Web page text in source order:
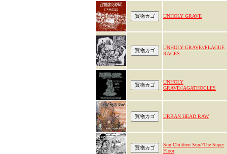
UNHOLY GRAVE
UNHOLY GRAVE//PLAGUE
RAGES
UNHOLY
GRAVE//AGATHOCLES
URBAN HEAD RAW
Sun Children Sun//The Super
Floor